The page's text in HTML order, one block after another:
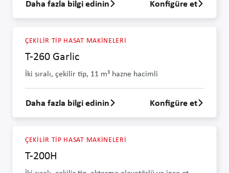
T-200DF hakkında daha fazla bilgi edin
Daha fazla bilgi edinin Konfigüre et
ÇEKILIR TIP HASAT MAKINELERI
T-260 Garlic
İki sıralı, çekilir tip, 11 m³ hazne hacimli
T-260 Garlic hakkında daha fazla bilgi
Daha fazla bilgi edinin Konfigüre et
ÇEKILIR TIP HASAT MAKINELERI
T-200H